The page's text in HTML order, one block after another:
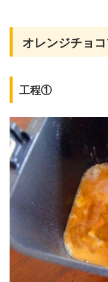
オレンジチョ
工程①